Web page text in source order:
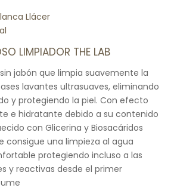
Llácer
LIMPIADOR THE LAB
jabón que limpia suavemente la
lavantes ultrasuaves, eliminando
y protegiendo la piel. Con efecto
e hidratante debido a su contenido
con Glicerina y Biosacáridos
consigue una limpieza al agua
protegiendo incluso a las
y reactivas desde el primer